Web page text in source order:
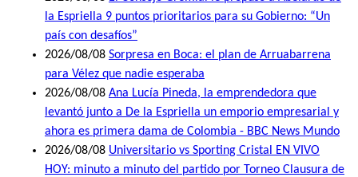
la Espriella 9 puntos prioritarios para su Gobierno: “Un
país con desafíos”
2026/08/08 Sorpresa en Boca: el plan de Arruabarrena
para Vélez que nadie esperaba
2026/08/08 Ana Lucía Pineda, la emprendedora que
levantó junto a De la Espriella un emporio empresarial y
ahora es primera dama de Colombia - BBC News Mundo
2026/08/08 Universitario vs Sporting Cristal EN VIVO
HOY: minuto a minuto del partido por Torneo Clausura de